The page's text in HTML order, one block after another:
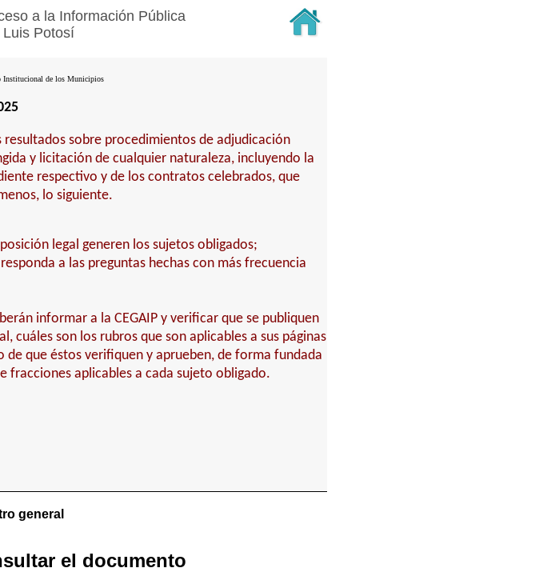
a la Información Pública
Potosí
Institucional de los Municipios
sobre procedimientos de adjudicación
y licitación de cualquier naturaleza, incluyendo la
respectivo y de los contratos celebrados, que
lo siguiente.
legal generen los sujetos obligados;
a las preguntas hechas con más frecuencia
informar a la CEGAIP y verificar que se publiquen
cuáles son los rubros que son aplicables a sus páginas
que éstos verifiquen y aprueben, de forma fundada
fracciones aplicables a cada sujeto obligado.
general
el documento